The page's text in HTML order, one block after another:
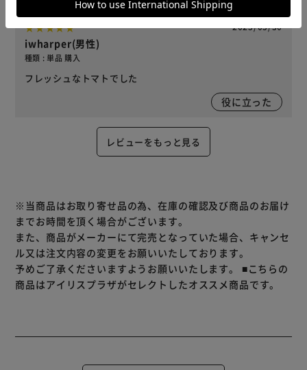
2025/05/30
iwharper(男性)
種類 : 単品 購入
フレッシュなトマトでした
役に立った
レビューをもっと見る
※当商品はお取り寄せ品の為、在庫の確認及び商品のお届け
までお時間を頂く場合がございます。
また、商品がメーカーにて完売となっていた場合、キャンセ
ル又は注文内容の変更をお願いいたしております。
予めご了承くださいますようお願いいたします。 ■こちらの
商品はアイリスプラザがセレクトしたオススメ商品です。